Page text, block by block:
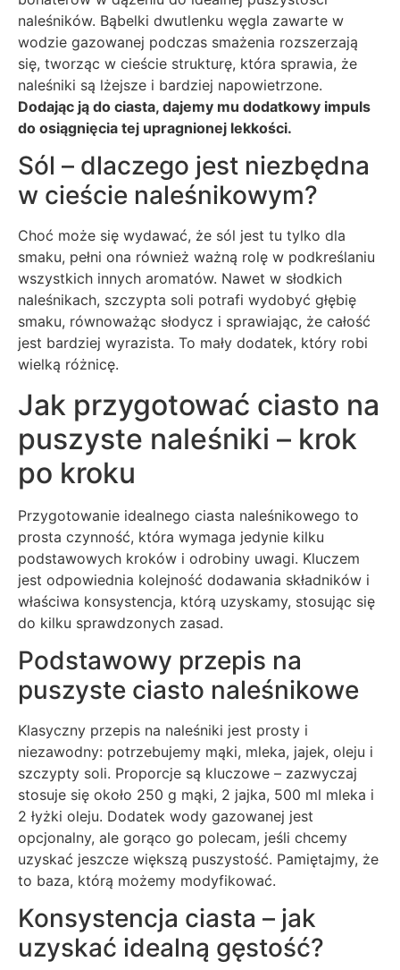
naleśników. Bąbelki dwutlenku węgla zawarte w
wodzie gazowanej podczas smażenia rozszerzają
się, tworząc w cieście strukturę, która sprawia, że
naleśniki są lżejsze i bardziej napowietrzone.
Dodając ją do ciasta, dajemy mu dodatkowy impuls
do osiągnięcia tej upragnionej lekkości.
Sól – dlaczego jest niezbędna
w cieście naleśnikowym?
Choć może się wydawać, że sól jest tu tylko dla
smaku, pełni ona również ważną rolę w podkreślaniu
wszystkich innych aromatów. Nawet w słodkich
naleśnikach, szczypta soli potrafi wydobyć głębię
smaku, równoważąc słodycz i sprawiając, że całość
jest bardziej wyrazista. To mały dodatek, który robi
wielką różnicę.
Jak przygotować ciasto na
puszyste naleśniki – krok
po kroku
Przygotowanie idealnego ciasta naleśnikowego to
prosta czynność, która wymaga jedynie kilku
podstawowych kroków i odrobiny uwagi. Kluczem
jest odpowiednia kolejność dodawania składników i
właściwa konsystencja, którą uzyskamy, stosując się
do kilku sprawdzonych zasad.
Podstawowy przepis na
puszyste ciasto naleśnikowe
Klasyczny przepis na naleśniki jest prosty i
niezawodny: potrzebujemy mąki, mleka, jajek, oleju i
szczypty soli. Proporcje są kluczowe – zazwyczaj
stosuje się około 250 g mąki, 2 jajka, 500 ml mleka i
2 łyżki oleju. Dodatek wody gazowanej jest
opcjonalny, ale gorąco go polecam, jeśli chcemy
uzyskać jeszcze większą puszystość. Pamiętajmy, że
to baza, którą możemy modyfikować.
Konsystencja ciasta – jak
uzyskać idealną gęstość?